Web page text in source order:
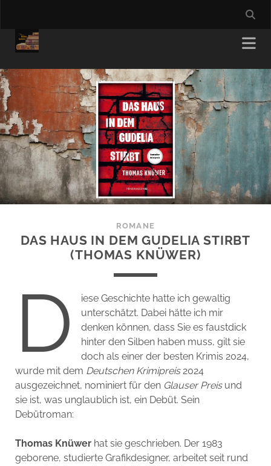
ROMANE
DAS HAUS IN DEM GUDELIA STIRBT
(THOMAS KNÜWER)
D
iese Geschichte hatte ich gewaltig
unterschätzt. Dabei hätte ich mir
denken können, dass Sie es faustdick
hinter den Silben haben muss, gilt sie
doch als einer der besten Krimis 2024,
wurde mit dem Deutschen Krimipreis2024
ausgezeichnet, nominiert für den Glauser Preisund
sie ist, was unglaublich ist, ein Debüt. Sein
Debütroman:
Thomas Knüwerhat sie geschrieben. Der 1983
geborene, studierte Grafikdesigner, arbeitet seit rund